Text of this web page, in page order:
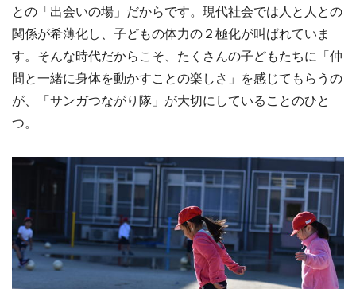
との「出会いの場」だからです。現代社会では人と人との
関係が希薄化し、子どもの体力の２極化が叫ばれていま
す。そんな時代だからこそ、たくさんの子どもたちに「仲
間と一緒に身体を動かすことの楽しさ」を感じてもらうの
が、「サンガつながり隊」が大切にしていることのひと
つ。